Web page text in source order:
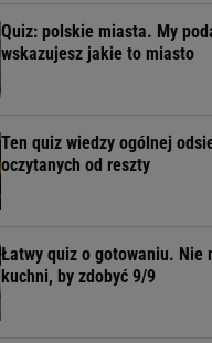
Quiz: polskie miasta. My
wskazujesz jakie to miasto
Ten quiz wiedzy ogólnej
oczytanych od reszty
Łatwy quiz o gotowaniu. Nie
kuchni, by zdobyć 9/9